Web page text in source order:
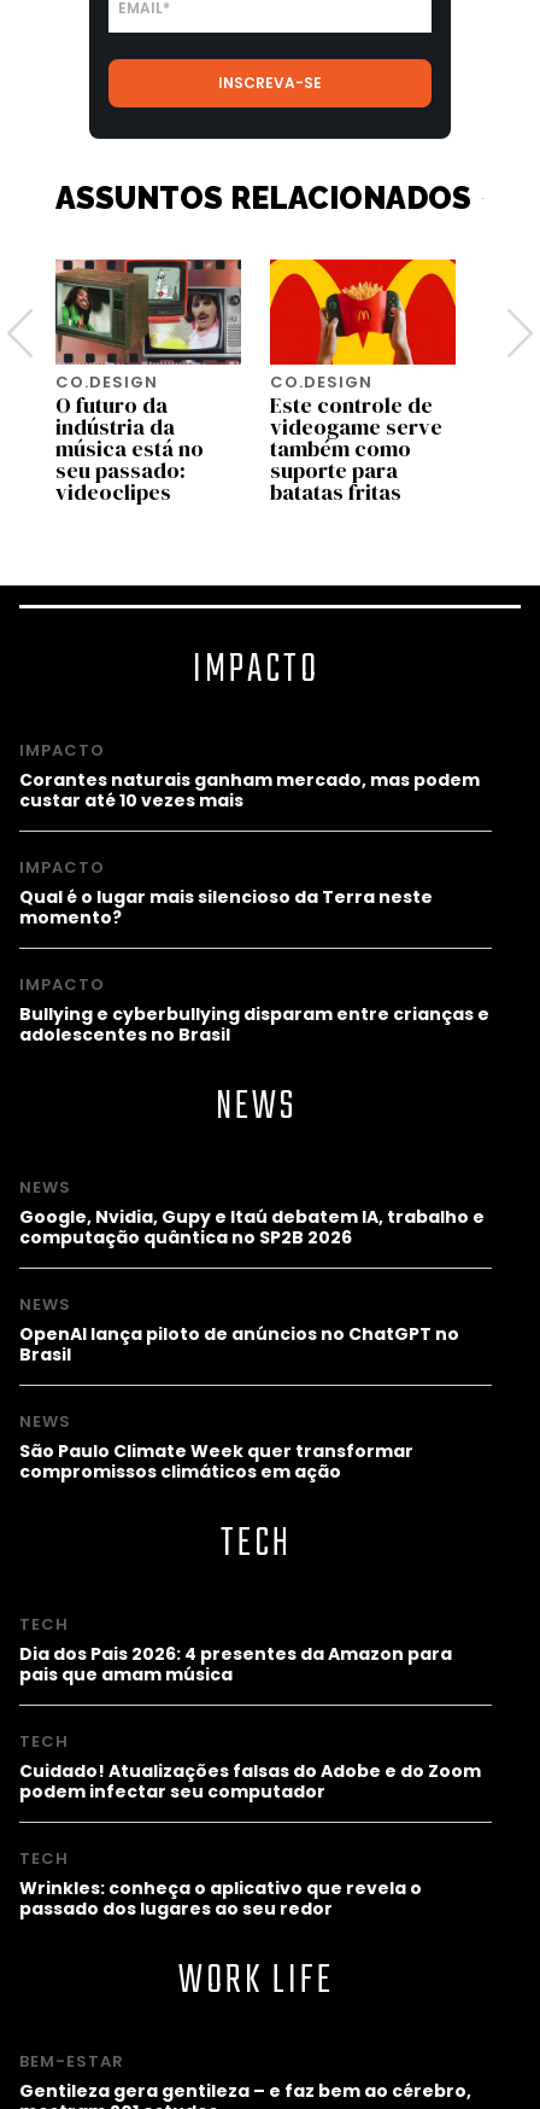
ASSUNTOS RELACIONADOS
CO.DESIGN
O futuro da
indústria da
música está no
seu passado:
videoclipes
CO.DESIGN
Este controle de
videogame serve
também como
suporte para
batatas fritas
IMPACTO
IMPACTO
Corantes naturais ganham mercado, mas podem
custar até 10 vezes mais
IMPACTO
Qual é o lugar mais silencioso da Terra neste
momento?
IMPACTO
Bullying e cyberbullying disparam entre crianças e
adolescentes no Brasil
NEWS
NEWS
Google, Nvidia, Gupy e Itaú debatem IA, trabalho e
computação quântica no SP2B 2026
NEWS
OpenAI lança piloto de anúncios no ChatGPT no
Brasil
NEWS
São Paulo Climate Week quer transformar
compromissos climáticos em ação
TECH
TECH
Dia dos Pais 2026: 4 presentes da Amazon para
pais que amam música
TECH
Cuidado! Atualizações falsas do Adobe e do Zoom
podem infectar seu computador
TECH
Wrinkles: conheça o aplicativo que revela o
passado dos lugares ao seu redor
WORK LIFE
BEM-ESTAR
Gentileza gera gentileza – e faz bem ao cérebro,